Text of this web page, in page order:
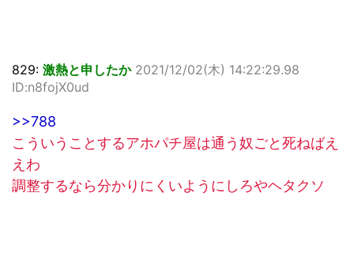
829: 激熱と申したか 2021/12/02(木) 14:22:29.98
ID:n8fojX0ud
>>788
こういうことするアホパチ屋は通う奴ごと死ねばえ
えわ
調整するなら分かりにくいようにしろやヘタクソ